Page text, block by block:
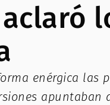
enérgica las
apuntaban